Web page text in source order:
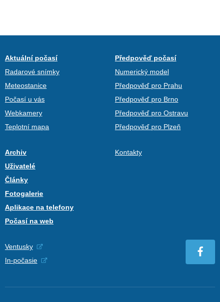
Aktuální počasí
Radarové snímky
Meteostanice
Počasí u vás
Webkamery
Teplotní mapa
Předpověď počasí
Numerický model
Předpověď pro Prahu
Předpověď pro Brno
Předpověď pro Ostravu
Předpověď pro Plzeň
Archiv
Uživatelé
Články
Fotogalerie
Aplikace na telefony
Počasí na web
Kontakty
Ventusky
In-počasie